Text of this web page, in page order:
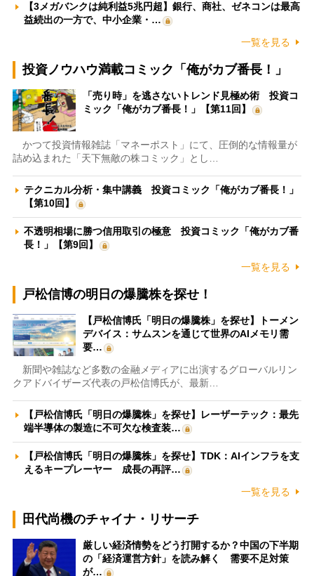
【3メガバンクは純利益5兆円超】銀行、商社、ゼネコンは最高
益続出の一方で、中小企業・…
一覧を見る
投資ノウハウ満載コミック「俺がカブ番長！」
「売り時」を逃さないトレンド見極め術 投資コ
ミック「俺がカブ番長！」【第11回】
かつて投資情報雑誌「マネーポスト」にて、圧倒的な情報量が
詰め込まれた「天下無敵の株コミック」とし…
テクニカル分析・集中講義 投資コミック「俺がカブ番長！」
【第10回】
不透明相場に勝つ信用取引の極意 投資コミック「俺がカブ番
長！」【第9回】
一覧を見る
戸松信博の明日の爆騰株を探せ！
【戸松信博氏「明日の爆騰株」を探せ】トーメン
デバイス：サムスンを通じて世界のAIメモリ需
要…
新聞や雑誌など多数の金融メディアに出演するグローバルリン
クアドバイザーズ代表の戸松信博氏が、最新…
【戸松信博氏「明日の爆騰株」を探せ】レーザーテック：最先
端半導体の製造に不可欠な検査装…
【戸松信博氏「明日の爆騰株」を探せ】TDK：AIインフラを支
えるキープレーヤー 成長の再評…
一覧を見る
田代尚機のチャイナ・リサーチ
厳しい経済情勢をどう打開するか？中国の下半期
の「経済運営方針」を読み解く 需要不足対策
が…